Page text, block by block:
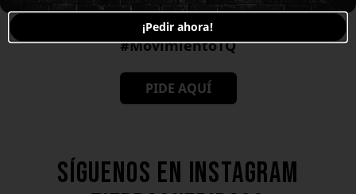
#MovimientoTQ
PIDE AQUÍ
Síguenos en Instagram
¡Pedir ahora!